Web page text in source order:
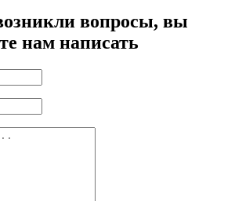
вопросы, вы
нам написать